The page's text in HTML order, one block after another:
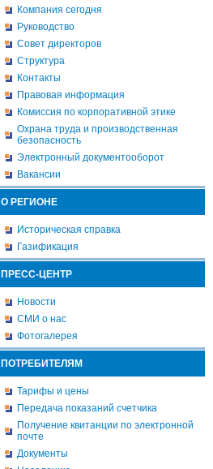
Компания сегодня
Руководство
Совет директоров
Структура
Контакты
Правовая информация
Комиссия по корпоративной этике
Охрана труда и производственная
безопасность
Электронный документооборот
Вакансии
О РЕГИОНЕ
Историческая справка
Газификация
ПРЕСС-ЦЕНТР
Новости
СМИ о нас
Фотогалерея
ПОТРЕБИТЕЛЯМ
Тарифы и цены
Передача показаний счетчика
Получение квитанции по электронной
почте
Документы